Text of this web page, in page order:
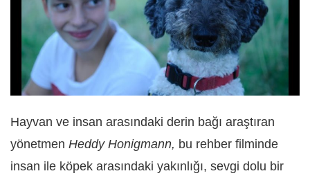
Hayvan ve insan arasındaki derin bağı araştıran
yönetmen Heddy Honigmann, bu rehber filminde
insan ile köpek arasındaki yakınlığı, sevgi dolu bir